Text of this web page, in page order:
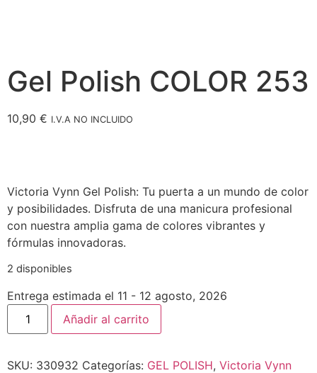
Gel Polish COLOR 253
10,90 € I.V.A NO INCLUIDO
Victoria Vynn Gel Polish: Tu puerta a un mundo de color
y posibilidades. Disfruta de una manicura profesional
con nuestra amplia gama de colores vibrantes y
fórmulas innovadoras.
2 disponibles
Entrega estimada el 11 - 12 agosto, 2026
Añadir al carrito
SKU: 330932 Categorías: GEL POLISH, Victoria Vynn